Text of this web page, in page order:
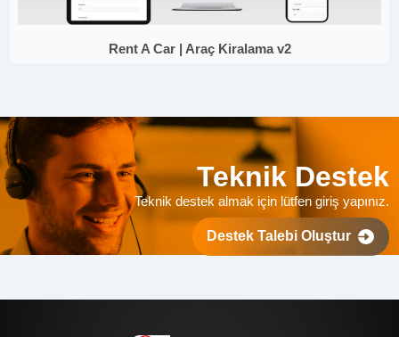
Rent A Car | Araç Kiralama v2
Teknik Destek
Teknik destek almak için lütfen giriş yapınız.
Destek Talebi Oluştur